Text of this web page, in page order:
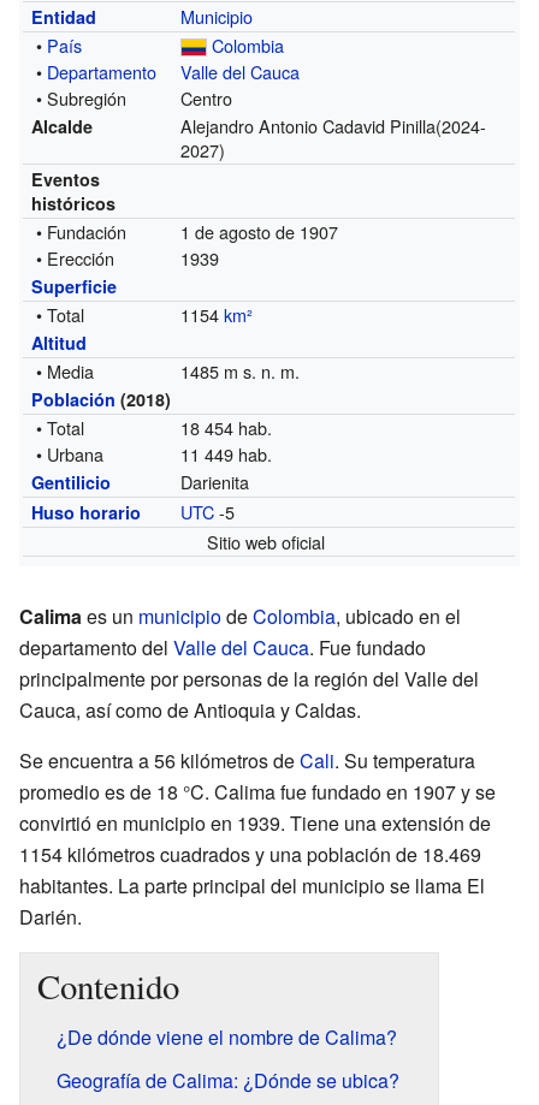
Entidad
Municipio
• País
Colombia
• Departamento
Valle del Cauca
• Subregión
Centro
Alcalde Alejandro Antonio Cadavid Pinilla(2024-
2027)
Eventos
históricos
• Fundación
1 de agosto de 1907
• Erección
1939
Superficie
• Total 1154km²
Altitud
• Media 1485 m s. n. m.
Población (2018)
• Total
18 454 hab.
• Urbana
11 449 hab.
Gentilicio Darienita
Huso horario UTC-5
Sitio web oficial
Calimaes un municipiodeColombia, ubicado en el
departamento del Valle del Cauca. Fue fundado
principalmente por personas de la región del Valle del
Cauca, así como de Antioquia y Caldas.
Se encuentra a 56 kilómetros deCali. Su temperatura
promedio es de 18 °C. Calima fue fundado en 1907 y se
convirtió en municipio en 1939. Tiene una extensión de
1154 kilómetros cuadrados y una población de 18.469
habitantes. La parte principal del municipio se llama El
Darién.
Contenido
¿De dónde viene el nombre de Calima?
Geografía de Calima: ¿Dónde se ubica?